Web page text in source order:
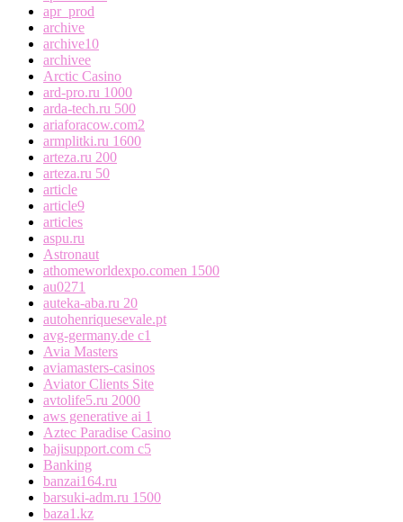
apr_prod
archive
archive10
archivee
Arctic Casino
ard-pro.ru 1000
arda-tech.ru 500
ariaforacow.com2
armplitki.ru 1600
arteza.ru 200
arteza.ru 50
article
article9
articles
aspu.ru
Astronaut
athomeworldexpo.comen 1500
au0271
auteka-aba.ru 20
autohenriquesevale.pt
avg-germany.de c1
Avia Masters
aviamasters-casinos
Aviator Clients Site
avtolife5.ru 2000
aws generative ai 1
Aztec Paradise Casino
bajisupport.com c5
Banking
banzai164.ru
barsuki-adm.ru 1500
baza1.kz